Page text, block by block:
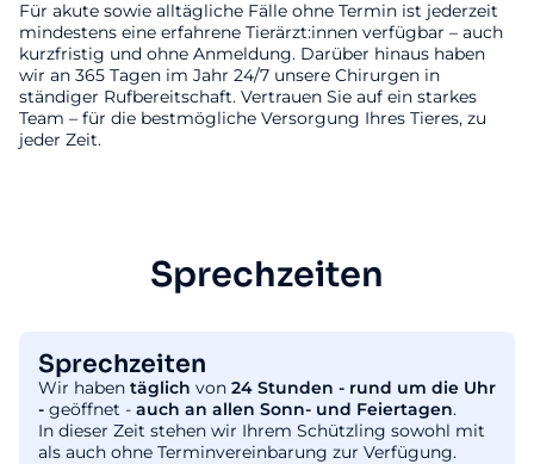
Für akute sowie alltägliche Fälle ohne Termin ist jederzeit
mindestens eine erfahrene Tierärzt:innen verfügbar – auch
kurzfristig und ohne Anmeldung. Darüber hinaus haben
wir an 365 Tagen im Jahr 24/7 unsere Chirurgen in
ständiger Rufbereitschaft. Vertrauen Sie auf ein starkes
Team – für die bestmögliche Versorgung Ihres Tieres, zu
jeder Zeit.
Sprechzeiten
Sprechzeiten
Wir haben täglich von 24 Stunden - rund um die Uhr
- geöffnet - auch an allen Sonn- und Feiertagen.
In dieser Zeit stehen wir Ihrem Schützling sowohl mit
als auch ohne Terminvereinbarung zur Verfügung.